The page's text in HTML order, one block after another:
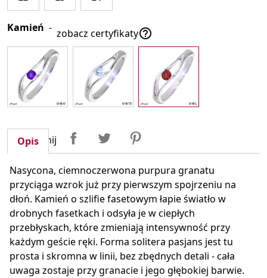
Kamień - zobacz certyfikaty
Udostępnij UdostępnijTweetuj
Opis
Nasycona, ciemnoczerwona purpura granatu
przyciąga wzrok już przy pierwszym spojrzeniu na
dłoń. Kamień o szlifie fasetowym łapie światło w
drobnych fasetkach i odsyła je w ciepłych
przebłyskach, które zmieniają intensywność przy
każdym geście ręki. Forma solitera pasjans jest tu
prosta i skromna w linii, bez zbędnych detali - cała
uwaga zostaje przy granacie i jego głębokiej barwie.